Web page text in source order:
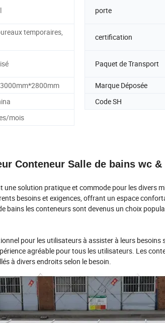
porte
temporaires,
certification
Paquet de Transport
Marque Déposée
Code SH
mois
Conteneur Salle de bains wc &
solution pratique et commode pour les divers
besoins et exigences, offrant un espace
bains les conteneurs sont devenus un choix
pour les utilisateurs à assister à leurs
agréable pour tous les utilisateurs. Les
à divers endroits selon le besoin.